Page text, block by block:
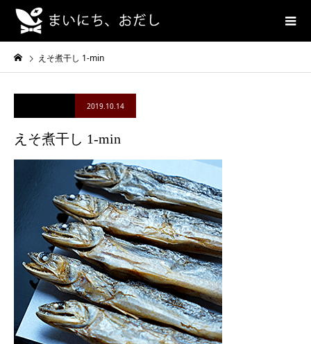
えそ煮干し 1-min
2019.10.14
えそ煮干し 1-min